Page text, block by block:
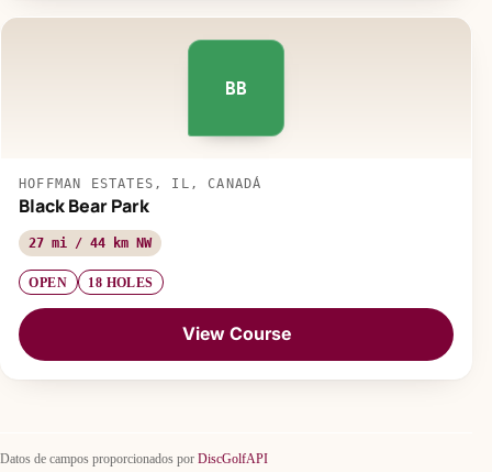
BB
HOFFMAN ESTATES, IL, CANADÁ
Black Bear Park
27 mi / 44 km NW
OPEN 18 HOLES
View Course
Datos de campos proporcionados por DiscGolfAPI